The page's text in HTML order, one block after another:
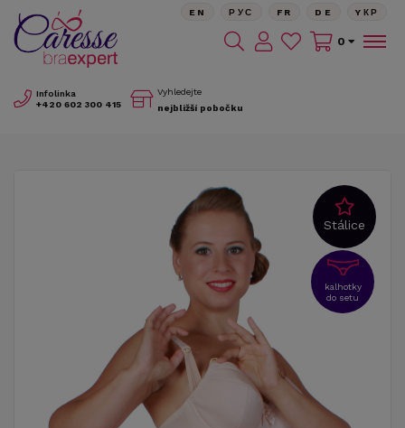
Infolinka
+420 602 300 415
Vyhledejte
nejbližší pobočku
EN РУС FR DE YКР
0
Stálice
kalhotky
do setu